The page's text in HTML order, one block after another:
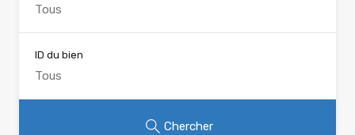
ID du bien
Chercher